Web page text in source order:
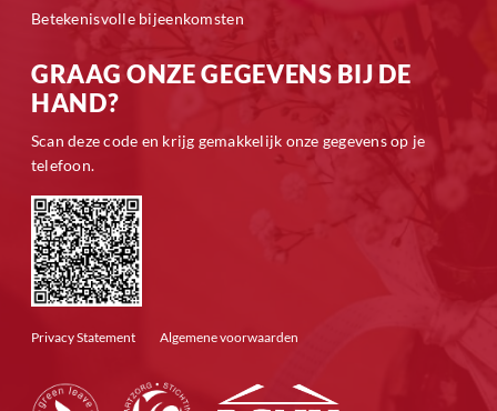
Betekenisvolle bijeenkomsten
GRAAG ONZE GEGEVENS BIJ DE
HAND?
Scan deze code en krijg gemakkelijk onze gegevens op je
telefoon.
Privacy Statement Algemene voorwaarden